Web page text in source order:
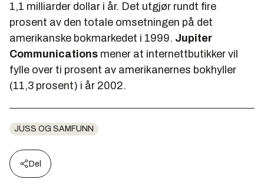
1,1 milliarder dollar i år. Det utgjør rundt fire
prosent av den totale omsetningen på det
amerikanske bokmarkedet i 1999. Jupiter
Communications mener at internettbutikker vil
fylle over ti prosent av amerikanernes bokhyller
(11,3 prosent) i år 2002.
JUSS OG SAMFUNN
Del